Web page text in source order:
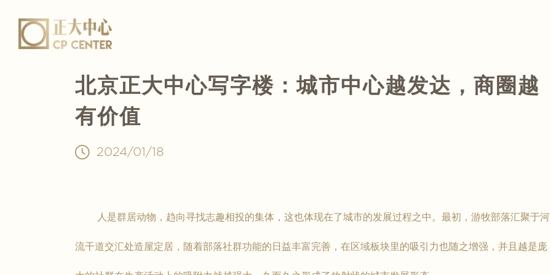
北京正大中心写字楼：城市中心越发达，商圈越
有价值
2024/01/18
人是群居动物，趋向寻找志趣相投的集体，这也体现在了城市的发展过程之中。最初，游牧部落汇聚于河
流干道交汇处造屋定居，随着部落社群功能的日益丰富完善，在区域板块里的吸引力也随之增强，并且越是庞